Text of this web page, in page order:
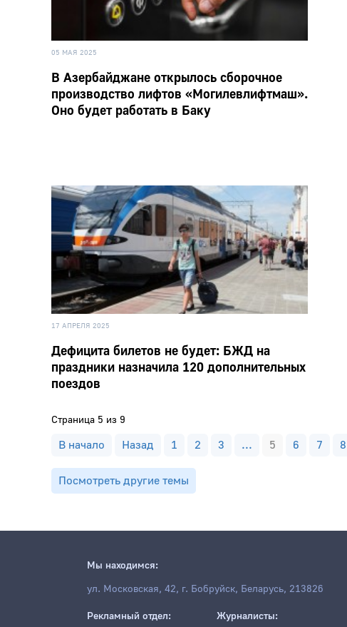
05 МАЯ 2025
В Азербайджане открылось сборочное
производство лифтов «Могилевлифтмаш».
Оно будет работать в Баку
17 АПРЕЛЯ 2025
Дефицита билетов не будет: БЖД на
праздники назначила 120 дополнительных
поездов
Страница 5 из 9
В начало Назад 1 2 3 ... 5 6 7 8
Посмотреть другие темы
Мы находимся:
ул. Московская, 42, г. Бобруйск, Беларусь, 213826
Рекламный отдел: Журналисты: